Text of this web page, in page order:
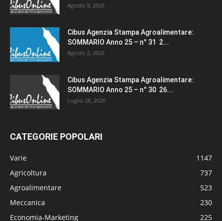
Agosto 9, 2026
Cibus Agenzia Stampa Agroalimentare:
SOMMARIO Anno 25 – n° 31 2...
Agosto 2, 2026
Cibus Agenzia Stampa Agroalimentare:
SOMMARIO Anno 25 – n° 30 26...
Luglio 26, 2026
CATEGORIE POPOLARI
Varie
1147
Agricoltura
737
Agroalimentare
523
Meccanica
230
Economia-Marketing
225